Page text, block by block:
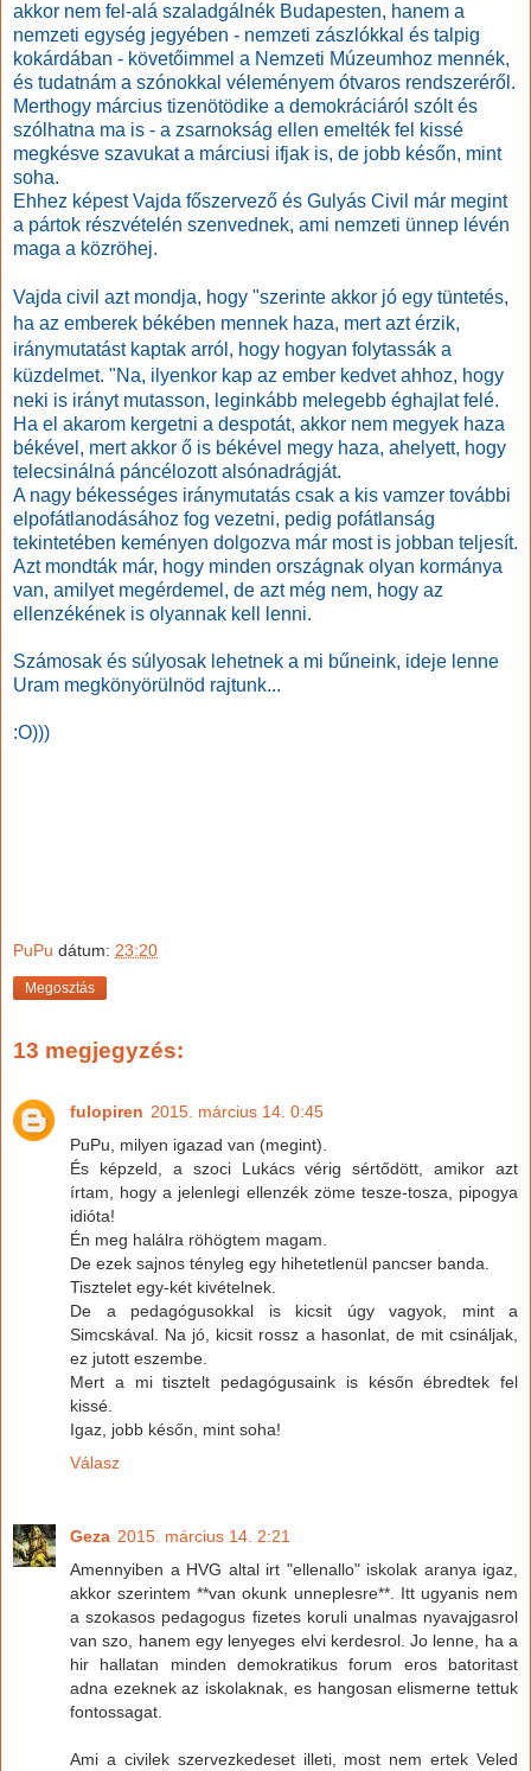
akkor nem fel-alá szaladgálnék Budapesten, hanem a
nemzeti egység jegyében - nemzeti zászlókkal és talpig
kokárdában - követőimmel a Nemzeti Múzeumhoz mennék,
és tudatnám a szónokkal véleményem ótvaros rendszeréről.
Merthogy március tizenötödike a demokráciáról szólt és
szólhatna ma is - a zsarnokság ellen emelték fel kissé
megkésve szavukat a márciusi ifjak is, de jobb későn, mint
soha.
Ehhez képest Vajda főszervező és Gulyás Civil már megint
a pártok részvételén szenvednek, ami nemzeti ünnep lévén
maga a közröhej.
Vajda civil azt mondja, hogy "szerinte akkor jó egy tüntetés,
ha az emberek békében mennek haza, mert azt érzik,
iránymutatást kaptak arról, hogy hogyan folytassák a
küzdelmet. "Na, ilyenkor kap az ember kedvet ahhoz, hogy
neki is irányt mutasson, leginkább melegebb éghajlat felé.
Ha el akarom kergetni a despotát, akkor nem megyek haza
békével, mert akkor ő is békével megy haza, ahelyett, hogy
telecsinálná páncélozott alsónadrágját.
A nagy békességes iránymutatás csak a kis vamzer további
elpofátlanodásához fog vezetni, pedig pofátlanság
tekintetében keményen dolgozva már most is jobban teljesít.
Azt mondták már, hogy minden országnak olyan kormánya
van, amilyet megérdemel, de azt még nem, hogy az
ellenzékének is olyannak kell lenni.
Számosak és súlyosak lehetnek a mi bűneink, ideje lenne
Uram megkönyörülnöd rajtunk...
:O)))
PuPu dátum: 23:20
Megosztás
13 megjegyzés:
fulopiren 2015. március 14. 0:45
PuPu, milyen igazad van (megint).
És képzeld, a szoci Lukács vérig sértődött, amikor azt
írtam, hogy a jelenlegi ellenzék zöme tesze-tosza, pipogya
idióta!
Én meg halálra röhögtem magam.
De ezek sajnos tényleg egy hihetetlenül pancser banda.
Tisztelet egy-két kivételnek.
De a pedagógusokkal is kicsit úgy vagyok, mint a
Simcskával. Na jó, kicsit rossz a hasonlat, de mit csináljak,
ez jutott eszembe.
Mert a mi tisztelt pedagógusaink is későn ébredtek fel
kissé.
Igaz, jobb későn, mint soha!
Válasz
Geza 2015. március 14. 2:21
Amennyiben a HVG altal irt "ellenallo" iskolak aranya igaz,
akkor szerintem **van okunk unneplesre**. Itt ugyanis nem
a szokasos pedagogus fizetes koruli unalmas nyavajgasrol
van szo, hanem egy lenyeges elvi kerdesrol. Jo lenne, ha a
hir hallatan minden demokratikus forum eros batoritast
adna ezeknek az iskolaknak, es hangosan elismerne tettuk
fontossagat.
Ami a civilek szervezkedeset illeti, most nem ertek Veled